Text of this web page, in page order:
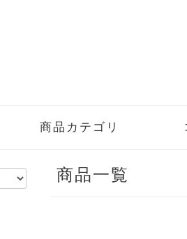
商品カテゴリ
商品一覧